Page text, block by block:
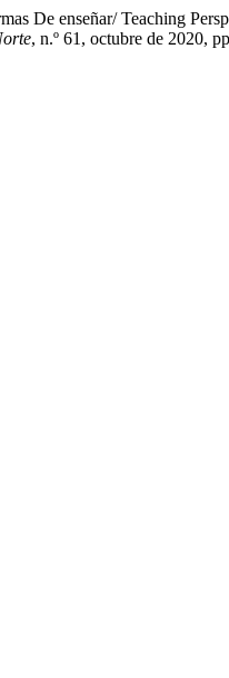
De enseñar/ Teaching
, n.º 61, octubre de 2020,